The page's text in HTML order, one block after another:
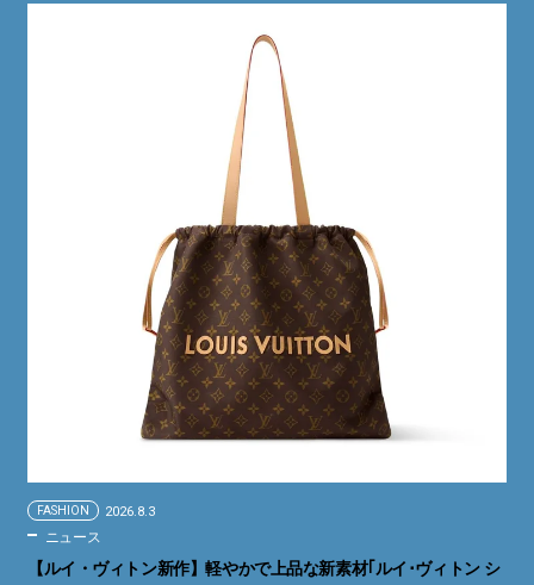
FASHION 2026.8.3
ニュース
【ルイ・ヴィトン新作】軽やかで上品な新素材｢ルイ･ヴィトン シ